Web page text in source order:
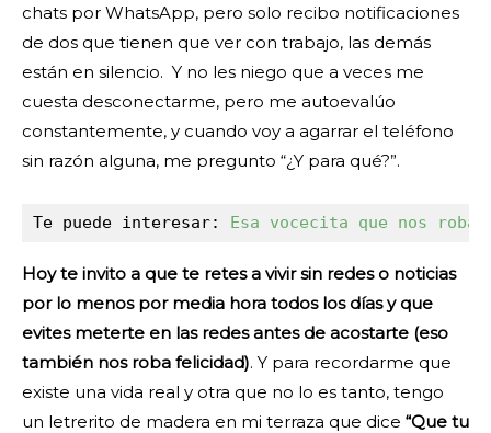
chats por WhatsApp, pero solo recibo notificaciones
de dos que tienen que ver con trabajo, las demás
están en silencio. Y no les niego que a veces me
cuesta desconectarme, pero me autoevalúo
constantemente, y cuando voy a agarrar el teléfono
sin razón alguna, me pregunto “¿Y para qué?”.
Te puede interesar: Esa vocecita que nos roba
Hoy te invito a que te retes a vivir sin redes o noticias
por lo menos por media hora todos los días y que
evites meterte en las redes antes de acostarte (eso
también nos roba felicidad). Y para recordarme que
existe una vida real y otra que no lo es tanto, tengo
un letrerito de madera en mi terraza que dice “Que tu